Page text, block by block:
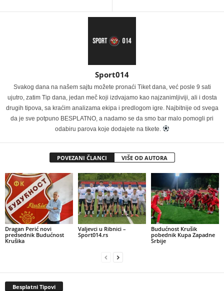
Sport014
Svakog dana na našem sajtu možete pronaći Tiket dana, već posle 9 sati
ujutro, zatim Tip dana, jedan meč koji izdvajamo kao najzanimljiviji, ali i dosta
drugih tipova, sa kraćim analizama ekipa i predlogom igre. Najbitnije od svega
da je sve potpuno BESPLATNO, a nadamo se da smo bar malo pomogli pri
odabiru parova koje dodajete na tikete.
POVEZANI ČLANCI VIŠE OD AUTORA
Dragan Perić novi
predsednik Budućnost
Krušika
Valjevci u Ribnici –
Sport014.rs
Budućnost Krušik
pobednik Kupa Zapadne
Srbije
Besplatni Tipovi